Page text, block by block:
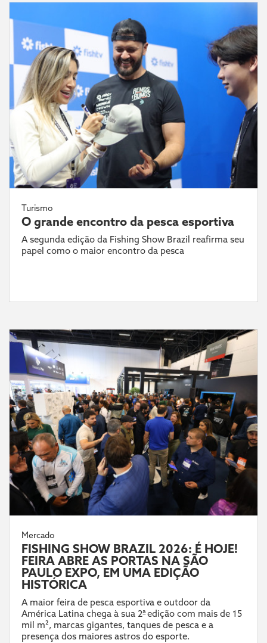
Turismo
O grande encontro da pesca esportiva
A segunda edição da Fishing Show Brazil reafirma seu
papel como o maior encontro da pesca
Mercado
FISHING SHOW BRAZIL 2026: É HOJE!
FEIRA ABRE AS PORTAS NA SÃO
PAULO EXPO, EM UMA EDIÇÃO
HISTÓRICA
A maior feira de pesca esportiva e outdoor da
América Latina chega à sua 2ª edição com mais de 15
mil m², marcas gigantes, tanques de pesca e a
presença dos maiores astros do esporte.